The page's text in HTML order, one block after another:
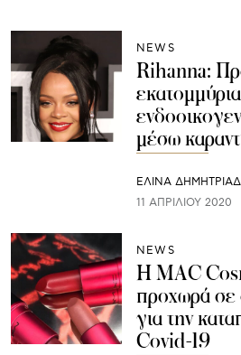
NEWS
Rihanna:
μέσω
ΕΛΙΝΑ
11 ΑΠΡΙΛΊΟΥ 2020
NEWS
H MAC
προχωρά
για την
Covid-19